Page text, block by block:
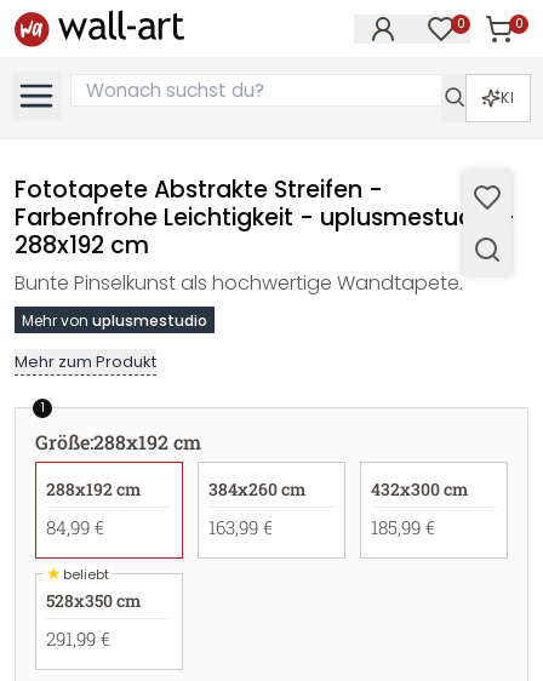
0 0
KI
Fototapete Abstrakte Streifen -
Farbenfrohe Leichtigkeit - uplusmestudio -
288x192 cm
Bunte Pinselkunst als hochwertige Wandtapete.
Mehr von uplusmestudio
Mehr zum Produkt
1
Größe:288x192 cm
288x192 cm
84,99 €
384x260 cm
163,99 €
432x300 cm
185,99 €
★beliebt
528x350 cm
291,99 €